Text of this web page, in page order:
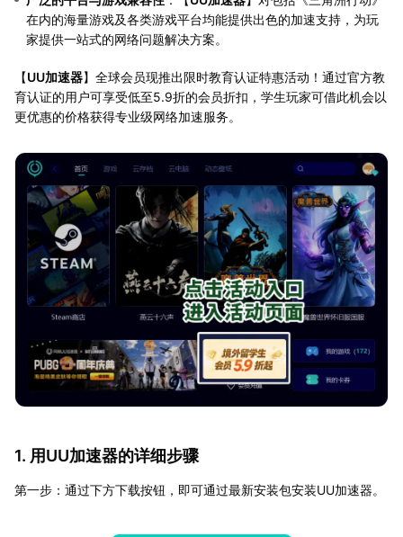
在内的海量游戏及各类游戏平台均能提供出色的加速支持，为玩
家提供一站式的网络问题解决方案。
【UU加速器】全球会员现推出限时教育认证特惠活动！通过官方教
育认证的用户可享受低至5.9折的会员折扣，学生玩家可借此机会以
更优惠的价格获得专业级网络加速服务。
1. 用UU加速器的详细步骤
第一步：通过下方下载按钮，即可通过最新安装包安装UU加速器。